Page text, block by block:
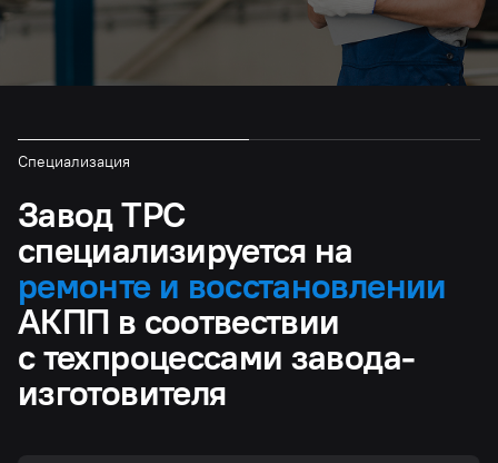
Специализация
Завод ТРС
специализируется на
ремонте и восстановлении
АКПП в соотвествии
с техпроцессами завода-
изготовителя